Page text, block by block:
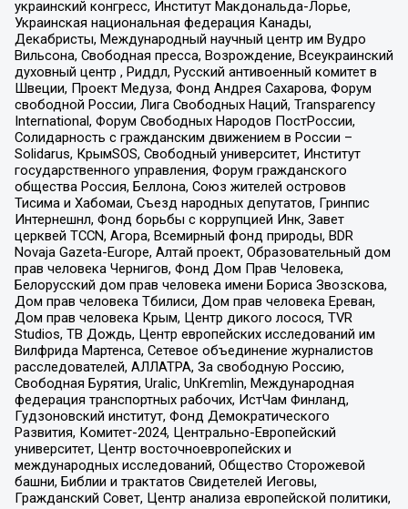
украинский конгресс, Институт Макдональда-Лорье,
Украинская национальная федерация Канады,
Декабристы, Международный научный центр им Вудро
Вильсона, Свободная пресса, Возрождение, Всеукраинский
духовный центр , Риддл, Русский антивоенный комитет в
Швеции, Проект Медуза, Фонд Андрея Сахарова, Форум
свободной России, Лига Свободных Наций, Transparеncy
International, Форум Свободных Народов ПостРоссии,
Солидарность с гражданским движением в России –
Solidarus, КрымSOS, Свободный университет, Институт
государственного управления, Форум гражданского
общества Россия, Беллона, Союз жителей островов
Тисима и Хабомаи, Съезд народных депутатов, Гринпис
Интернешнл, Фонд борьбы с коррупцией Инк, Завет
церквей TCCN, Агора, Всемирный фонд природы, BDR
Novaja Gazeta-Europe, Алтай проект, Образовательный дом
прав человека Чернигов, Фонд Дом Прав Человека,
Белорусский дом прав человека имени Бориса Звозскова,
Дом прав человека Тбилиси, Дом прав человека Ереван,
Дом прав человека Крым, Центр дикого лосося, TVR
Studios, ТВ Дождь, Центр европейских исследований им
Вилфрида Мартенса, Сетевое объединение журналистов
расследователей, АЛЛАТРА, За свободную Россию,
Свободная Бурятия, Uralic, UnKremlin, Международная
федерация транспортных рабочих, ИстЧам Финланд,
Гудзоновский институт, Фонд Демократического
Развития, Комитет-2024, Центрально-Европейский
университет, Центр восточноевропейских и
международных исследований, Общество Сторожевой
башни, Библии и трактатов Свидетелей Иеговы,
Гражданский Совет, Центр анализа европейской политики,